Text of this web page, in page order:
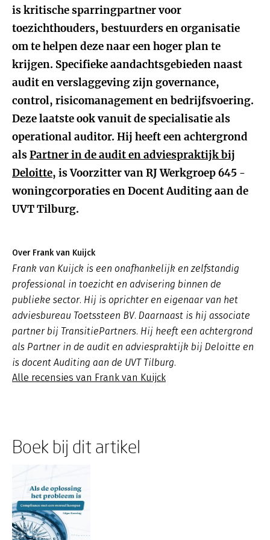
is kritische sparringpartner voor
toezichthouders, bestuurders en organisatie
om te helpen deze naar een hoger plan te
krijgen. Specifieke aandachtsgebieden naast
audit en verslaggeving zijn governance,
control, risicomanagement en bedrijfsvoering.
Deze laatste ook vanuit de specialisatie als
operational auditor. Hij heeft een achtergrond
alsPartner in de audit en adviespraktijk bij
Deloitte, is Voorzitter van RJ Werkgroep 645 -
woningcorporaties en Docent Auditing aan de
UVT Tilburg.
Over Frank van Kuijck
Frank van Kuijck is een onafhankelijk en zelfstandig
professional in toezicht en advisering binnen de
publieke sector. Hij is oprichter en eigenaar van het
adviesbureau Toetssteen BV. Daarnaast is hij associate
partner bij TransitiePartners. Hij heeft een achtergrond
als Partner in de audit en adviespraktijk bij Deloitte en
is docent Auditing aan de UVT Tilburg.
Alle recensies van Frank van Kuijck
Boek bij dit artikel